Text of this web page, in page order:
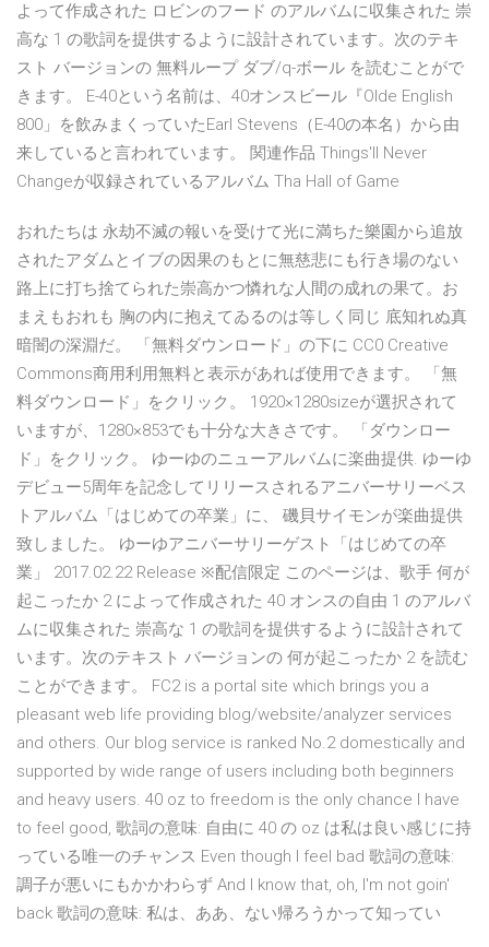
よって作成された ロビンのフード のアルバムに収集された 崇
高な 1 の歌詞を提供するように設計されています。次のテキ
スト バージョンの 無料ループ ダブ/q-ボール を読むことがで
きます。 E-40という名前は、40オンスビール『Olde English
800」を飲みまくっていたEarl Stevens（E-40の本名）から由
来していると言われています。 関連作品 Things'll Never
Changeが収録されているアルバム Tha Hall of Game
おれたちは 永劫不滅の報いを受けて光に満ちた樂園から追放
されたアダムとイブの因果のもとに無慈悲にも行き場のない
路上に打ち捨てられた崇高かつ憐れな人間の成れの果て。お
まえもおれも 胸の内に抱えてゐるのは等しく同じ 底知れぬ真
暗闇の深淵だ。 「無料ダウンロード」の下に CC0 Creative
Commons商用利用無料と表示があれば使用できます。 「無
料ダウンロード」をクリック。 1920×1280sizeが選択されて
いますが、1280×853でも十分な大きさです。 「ダウンロー
ド」をクリック。 ゆーゆのニューアルバムに楽曲提供. ゆーゆ
デビュー5周年を記念してリリースされるアニバーサリーベス
トアルバム「はじめての卒業」に、 磯貝サイモンが楽曲提供
致しました。 ゆーゆアニバーサリーゲスト「はじめての卒
業」 2017.02.22 Release ※配信限定 このページは、歌手 何が
起こったか 2 によって作成された 40 オンスの自由 1 のアルバ
ムに収集された 崇高な 1 の歌詞を提供するように設計されて
います。次のテキスト バージョンの 何が起こったか 2 を読む
ことができます。 FC2 is a portal site which brings you a
pleasant web life providing blog/website/analyzer services
and others. Our blog service is ranked No.2 domestically and
supported by wide range of users including both beginners
and heavy users. 40 oz to freedom is the only chance I have
to feel good, 歌詞の意味: 自由に 40 の oz は私は良い感じに持
っている唯一のチャンス Even though I feel bad 歌詞の意味:
調子が悪いにもかかわらず And I know that, oh, I'm not goin'
back 歌詞の意味: 私は、ああ、ない帰ろうかって知ってい